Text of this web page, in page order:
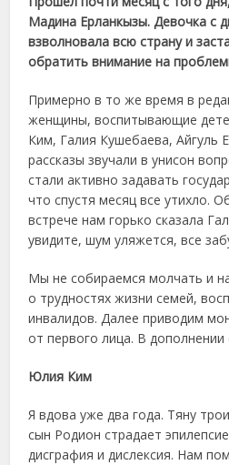
Мадина Ерланкызы. Девочка с
взволновала всю страну и
обратить внимание на
Примерно в то же время в
женщины, воспитывающие
Ким, Галия Кушебаева, Айгуль
рассказы звучали в унисон
стали активно задавать
что спустя месяц все утихло.
встрече нам горько сказала
увидите, шум уляжется, все
Мы не собираемся молчать и
о трудностях жизни семей,
инвалидов. Далее приводим
от первого лица. В
Юлия Ким
Я вдова уже два года. Тяну
сын Родион страдает
дисграфия и дислексия. Нам